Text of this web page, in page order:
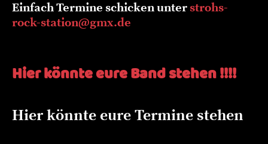
Einfach Termine schicken unter strohs-
rock-station@gmx.de
Hier könnte eure Band stehen !!!!
Hier könnte eure Termine stehen